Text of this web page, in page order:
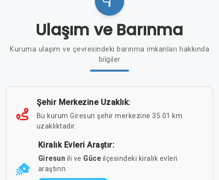
Ulaşım ve Barınma
Kuruma ulaşım ve çevresindeki barınma imkanları hakkında
bilgiler
Şehir Merkezine Uzaklık:
Bu kurum Giresun şehir merkezine 35.01 km
uzaklıktadır.
Kiralık Evleri Araştır:
Giresun ili ve Güceilçesindeki kiralık evleri
araştırın.